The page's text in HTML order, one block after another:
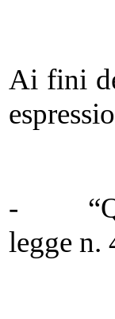
Ai fini
-
legge n.